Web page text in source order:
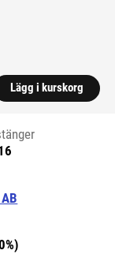
Lägg i kurskorg